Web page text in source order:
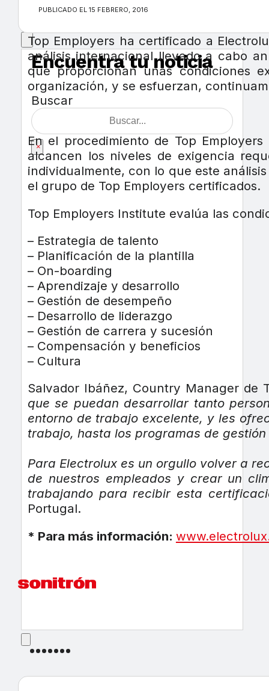
Encuentra tu noticia
Buscar
×
PUBLICADO EL 15 FEBRERO, 2016
Top Employers ha certificado a
análisis internacional llevado a cabo
que proporcionan unas condiciones
organización, y se esfuerzan,
En el procedimiento de Top
alcancen los niveles de exigencia
individualmente, con lo que este
el grupo de Top Employers certificados.
Top Employers Institute evalúa las
– Estrategia de talento
– Planificación de la plantilla
– On-boarding
– Aprendizaje y desarrollo
– Gestión de desempeño
– Desarrollo de liderazgo
– Gestión de carrera y sucesión
– Compensación y beneficios
– Cultura
Salvador Ibáñez, Country Manager de
que se puedan desarrollar tanto
entorno de trabajo excelente, y les
trabajo, hasta los programas de
Para Electrolux es un orgullo volver a
de nuestros empleados y crear un
trabajando para recibir esta
Portugal.
* Para más información: